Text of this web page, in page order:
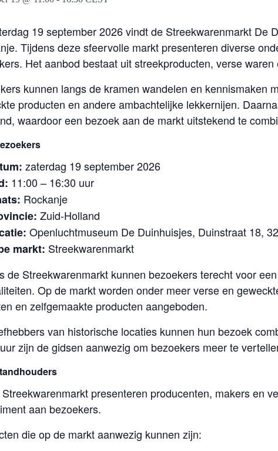
19 september 2026 vindt de Streekwarenmarkt De
Tijdens deze sfeervolle markt presenteren diverse
Het aanbod bestaat uit streekproducten, verse
kunnen langs de kramen wandelen en kennismaken
producten en andere ambachtelijke lekkernijen.
waardoor een bezoek aan de markt uitstekend te
zaterdag 19 september 2026
11:00 – 16:30 uur
Rockanje
Zuid-Holland
Openluchtmuseum De Duinhuisjes, Duinstraat 18,
markt: Streekwarenmarkt
de Streekwarenmarkt kunnen bezoekers terecht voor
Op de markt worden onder meer verse en
en zelfgemaakte producten aangeboden.
van historische locaties kunnen hun bezoek
zijn de gidsen aanwezig om bezoekers meer te
presenteren producenten, makers en
aan bezoekers.
die op de markt aanwezig kunnen zijn: